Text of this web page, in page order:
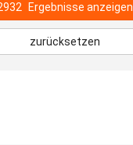
Ergebnisse anzeigen
zurücksetzen